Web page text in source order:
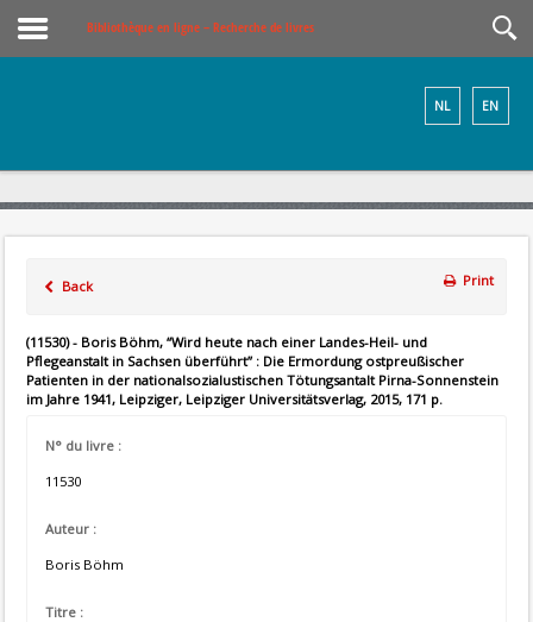
Bibliothèque en ligne – Recherche de livres
EN
NL
Back Print
(11530) - Boris Böhm, “Wird heute nach einer Landes-Heil- und
Pflegeanstalt in Sachsen überführt” : Die Ermordung ostpreußischer
Patienten in der nationalsozialustischen Tötungsantalt Pirna-Sonnenstein
im Jahre 1941, Leipziger, Leipziger Universitätsverlag, 2015, 171 p.
N° du livre :
11530
Auteur :
Boris Böhm
Titre :